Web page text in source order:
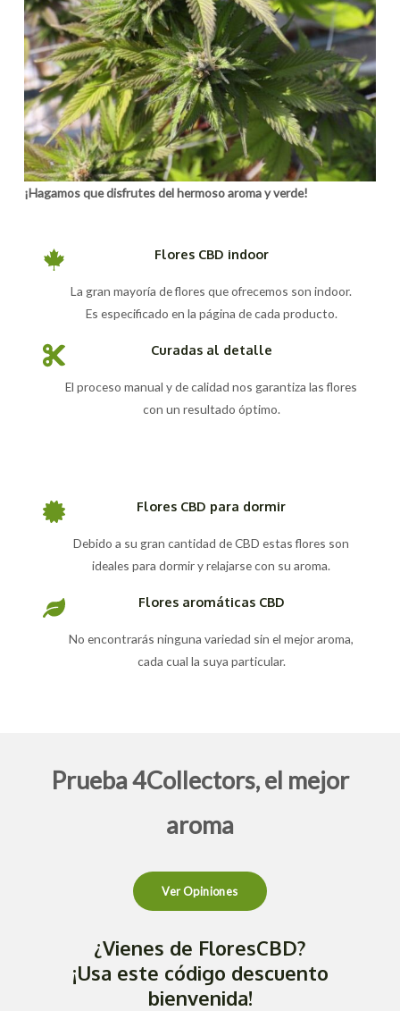
¡Hagamos que disfrutes del hermoso aroma y verde!
Flores CBD indoor
La gran mayoría de flores que ofrecemos son indoor.
Es especificado en la página de cada producto.
Curadas al detalle
El proceso manual y de calidad nos garantiza las flores
con un resultado óptimo.
Flores CBD para dormir
Debido a su gran cantidad de CBD estas flores son
ideales para dormir y relajarse con su aroma.
Flores aromáticas CBD
No encontrarás ninguna variedad sin el mejor aroma,
cada cual la suya particular.
Prueba 4Collectors, el mejor
aroma
Ver Opiniones
¿Vienes de FloresCBD?
¡Usa este código descuento
bienvenida!